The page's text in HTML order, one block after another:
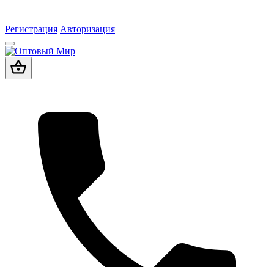
Регистрация Авторизация